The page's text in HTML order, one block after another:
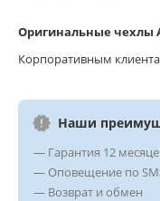
Оригинальные чехлы
Корпоративным
Наши
— Гарантия 12
— Оповещение по
— Возврат и обмен